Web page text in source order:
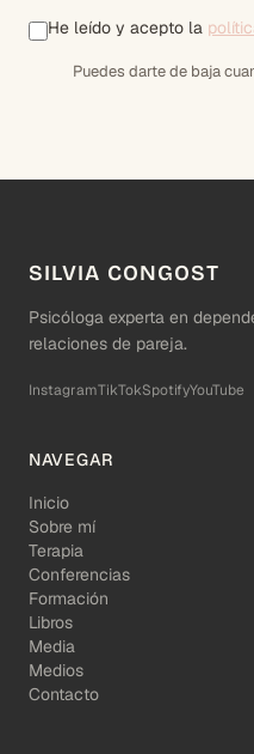
He leído y acepto la
Puedes darte de baja
SILVIA CONGOST
Psicóloga experta en
relaciones de pareja.
InstagramTikTokSpotifyYouTube
NAVEGAR
Inicio
Sobre mí
Terapia
Conferencias
Formación
Libros
Media
Medios
Contacto